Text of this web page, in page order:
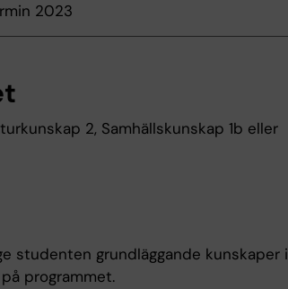
2023
2, Samhällskunskap 1b eller
studenten grundläggande kunskaper i
programmet.